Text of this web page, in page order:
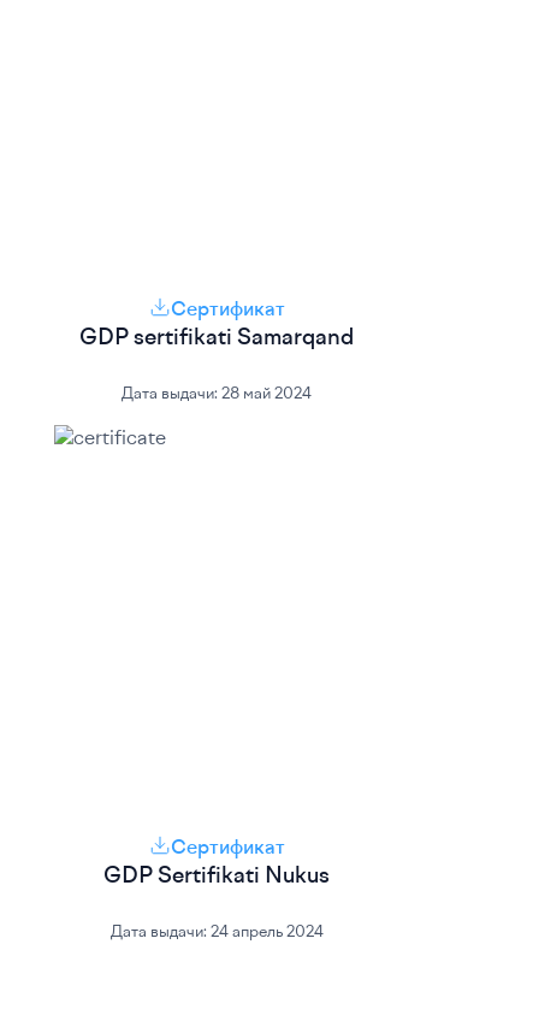
Сертификат
GDP sertifikati Samarqand
Дата выдачи: 28 май 2024
Сертификат
GDP Sertifikati Nukus
Дата выдачи: 24 апрель 2024